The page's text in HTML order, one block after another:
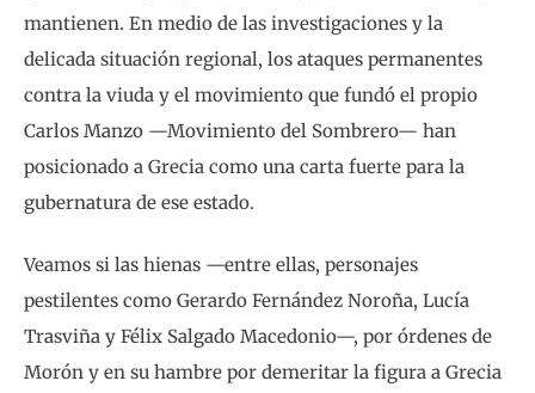
mantienen. En medio de las investigaciones y la
delicada situación regional, los ataques permanentes
contra la viuda y el movimiento que fundó el propio
Carlos Manzo —Movimiento del Sombrero— han
posicionado a Grecia como una carta fuerte para la
gubernatura de ese estado.
Veamos si las hienas —entre ellas, personajes
pestilentes como Gerardo Fernández Noroña, Lucía
Trasviña y Félix Salgado Macedonio—, por órdenes de
Morón y en su hambre por demeritar la figura a Grecia